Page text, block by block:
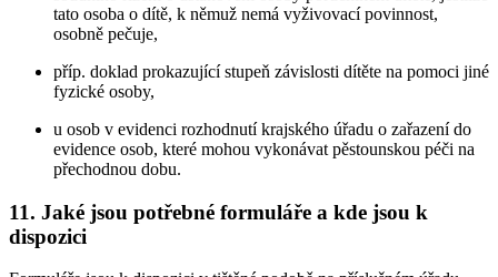
tato osoba o dítě, k němuž nemá vyživovací povinnost,
osobně pečuje,
příp. doklad prokazující stupeň závislosti dítěte na pomoci jiné
fyzické osoby,
u osob v evidenci rozhodnutí krajského úřadu o zařazení do
evidence osob, které mohou vykonávat pěstounskou péči na
přechodnou dobu.
11. Jaké jsou potřebné formuláře a kde jsou k
dispozici